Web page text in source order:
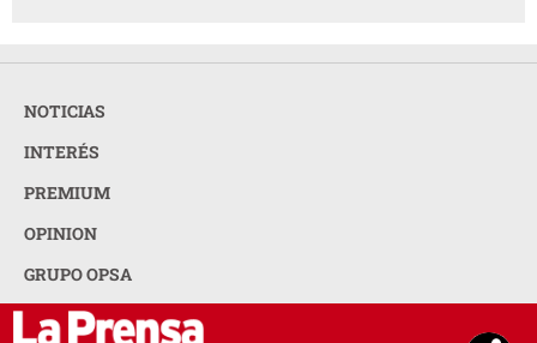
NOTICIAS
INTERÉS
PREMIUM
OPINION
GRUPO OPSA